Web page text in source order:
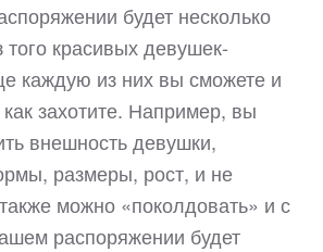
будет несколько
того красивых девушек-
каждую из них вы сможете и
как захотите. Например, вы
внешность девушки,
размеры, рост, и не
можно «поколдовать» и с
распоряжении будет